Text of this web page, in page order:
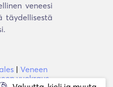
veneesi
täydellisestä
| Veneen
vuokraus